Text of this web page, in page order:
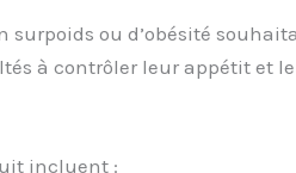
ou d’obésité
à contrôler leur appétit et
incluent :